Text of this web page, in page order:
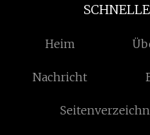
Heim
Nachricht